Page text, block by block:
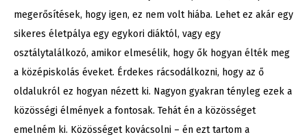
megerősítések, hogy igen, ez nem volt hiába. Lehet ez akár egy
sikeres életpálya egy egykori diáktól, vagy egy
osztálytalálkozó, amikor elmesélik, hogy ők hogyan élték meg
a középiskolás éveket. Érdekes rácsodálkozni, hogy az ő
oldalukról ez hogyan nézett ki. Nagyon gyakran tényleg ezek a
közösségi élmények a fontosak. Tehát én a közösséget
emelném ki. Közösséget kovácsolni – én ezt tartom a